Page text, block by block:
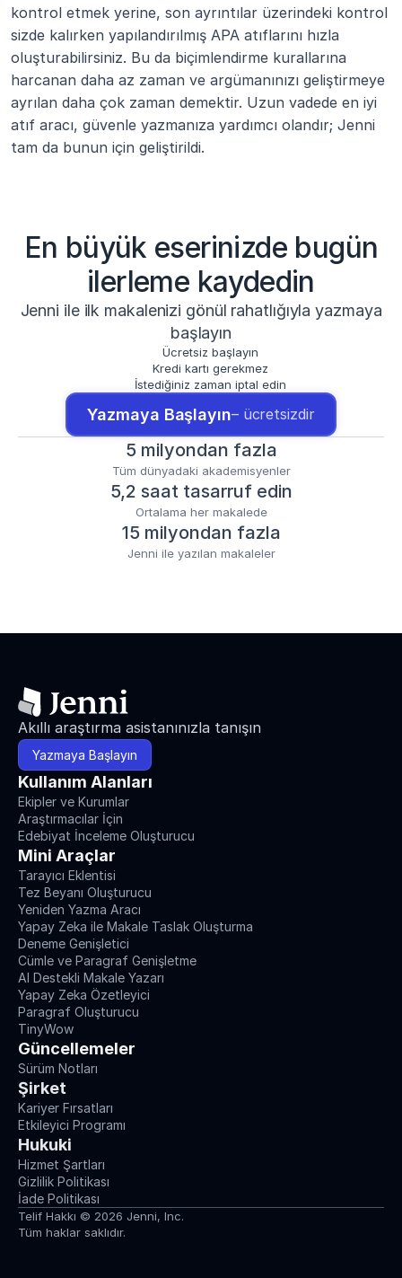
kontrol etmek yerine, son ayrıntılar üzerindeki kontrol
sizde kalırken yapılandırılmış APA atıflarını hızla
oluşturabilirsiniz. Bu da biçimlendirme kurallarına
harcanan daha az zaman ve argümanınızı geliştirmeye
ayrılan daha çok zaman demektir. Uzun vadede en iyi
atıf aracı, güvenle yazmanıza yardımcı olandır; Jenni
tam da bunun için geliştirildi.
En büyük eserinizde bugün
ilerleme kaydedin
Jenni ile ilk makalenizi gönül rahatlığıyla yazmaya
başlayın
Ücretsiz başlayın
Kredi kartı gerekmez
İstediğiniz zaman iptal edin
Yazmaya Başlayın– ücretsizdir
5 milyondan fazla
Tüm dünyadaki akademisyenler
5,2 saat tasarruf edin
Ortalama her makalede
15 milyondan fazla
Jenni ile yazılan makaleler
Akıllı araştırma asistanınızla tanışın
Yazmaya Başlayın
Kullanım Alanları
Ekipler ve Kurumlar
Araştırmacılar İçin
Edebiyat İnceleme Oluşturucu
Mini Araçlar
Tarayıcı Eklentisi
Tez Beyanı Oluşturucu
Yeniden Yazma Aracı
Yapay Zeka ile Makale Taslak Oluşturma
Deneme Genişletici
Cümle ve Paragraf Genişletme
AI Destekli Makale Yazarı
Yapay Zeka Özetleyici
Paragraf Oluşturucu
TinyWow
Güncellemeler
Sürüm Notları
Şirket
Kariyer Fırsatları
Etkileyici Programı
Hukuki
Hizmet Şartları
Gizlilik Politikası
İade Politikası
Telif Hakkı © 2026 Jenni, Inc.
Tüm haklar saklıdır.